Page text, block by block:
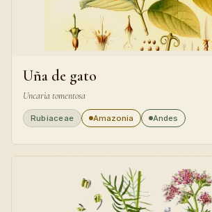
Uña de gato
Uncaria tomentosa
Rubiaceae Amazonia Andes